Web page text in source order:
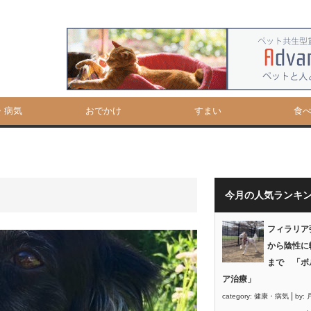
病気 おでかけ すまい 食
今月の人気ランキ
フィラリ
から陰性に
まで 「ボ
ア治療」
category: 健康・病気 by: